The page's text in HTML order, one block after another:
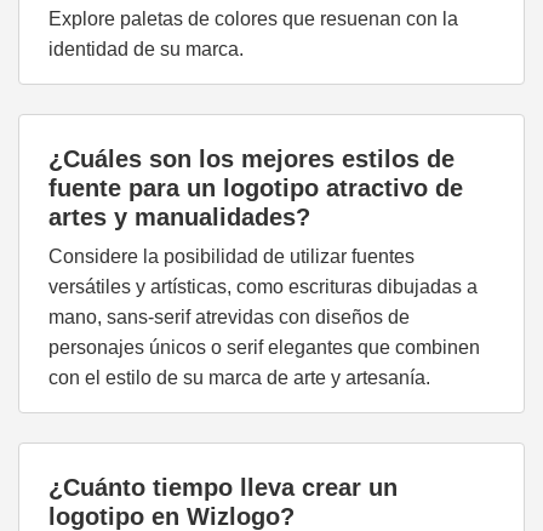
Explore paletas de colores que resuenan con la
identidad de su marca.
¿Cuáles son los mejores estilos de
fuente para un logotipo atractivo de
artes y manualidades?
Considere la posibilidad de utilizar fuentes
versátiles y artísticas, como escrituras dibujadas a
mano, sans-serif atrevidas con diseños de
personajes únicos o serif elegantes que combinen
con el estilo de su marca de arte y artesanía.
¿Cuánto tiempo lleva crear un
logotipo en Wizlogo?